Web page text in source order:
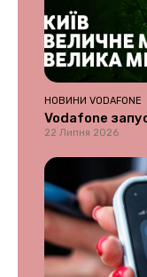
НОВИНИ VODAFONE
Vodafone
22 Липня 2026